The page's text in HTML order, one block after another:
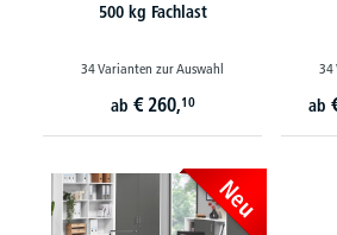
500 kg Fachlast
34 Varianten zur Auswahl
ab € 260,10
34
ab
Neu